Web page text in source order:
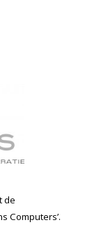
de
Computers’.